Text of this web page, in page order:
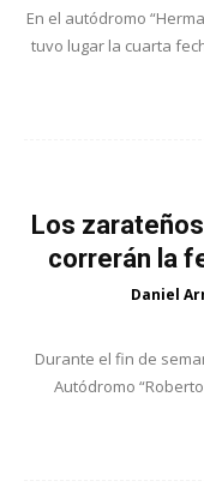
En el autódromo
tuvo lugar la cuarta
Los
correrán la
Daniel
Durante el fin de
Autódromo